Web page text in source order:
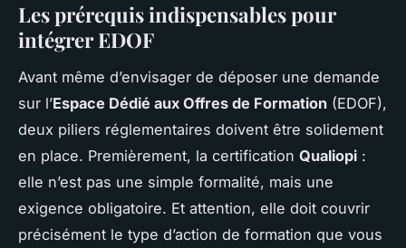
Les prérequis indispensables pour
intégrer EDOF
Avant même d’envisager de déposer une demande
sur l’Espace Dédié aux Offres de Formation (EDOF),
deux piliers réglementaires doivent être solidement
en place. Premièrement, la certification Qualiopi :
elle n’est pas une simple formalité, mais une
exigence obligatoire. Et attention, elle doit couvrir
précisément le type d’action de formation que vous